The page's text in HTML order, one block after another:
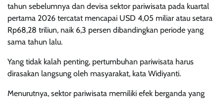
tahun sebelumnya dan devisa sektor pariwisata pada kuartal
pertama 2026 tercatat mencapai USD 4,05 miliar atau setara
Rp68,28 triliun, naik 6,3 persen dibandingkan periode yang
sama tahun lalu.
Yang tidak kalah penting, pertumbuhan pariwisata harus
dirasakan langsung oleh masyarakat, kata Widiyanti.
Menurutnya, sektor pariwisata memiliki efek berganda yang